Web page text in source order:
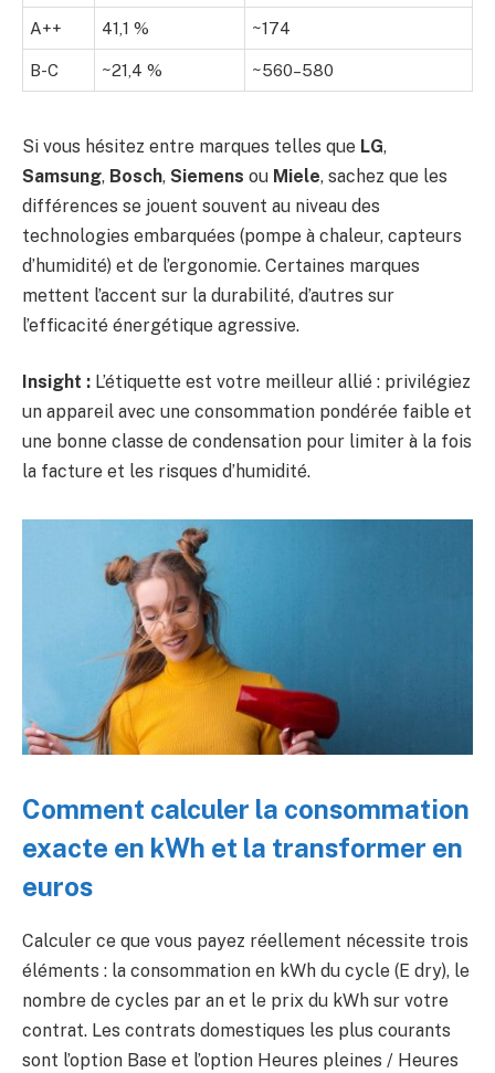
A++ 41,1 % ~174
B-C ~21,4 % ~560–580
Si vous hésitez entre marques telles que LG,
Samsung, Bosch, Siemens ou Miele, sachez que les
différences se jouent souvent au niveau des
technologies embarquées (pompe à chaleur, capteurs
d’humidité) et de l’ergonomie. Certaines marques
mettent l’accent sur la durabilité, d’autres sur
l’efficacité énergétique agressive.
Insight : L’étiquette est votre meilleur allié : privilégiez
un appareil avec une consommation pondérée faible et
une bonne classe de condensation pour limiter à la fois
la facture et les risques d’humidité.
Comment calculer la consommation
exacte en kWh et la transformer en
euros
Calculer ce que vous payez réellement nécessite trois
éléments : la consommation en kWh du cycle (E dry), le
nombre de cycles par an et le prix du kWh sur votre
contrat. Les contrats domestiques les plus courants
sont l’option Base et l’option Heures pleines / Heures